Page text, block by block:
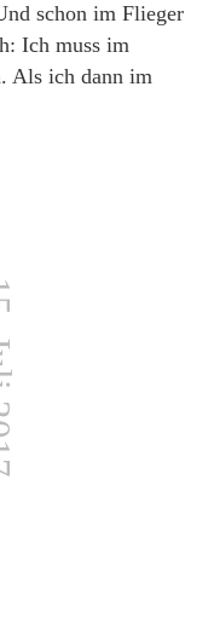
schon im Flieger
Ich muss im
Als ich dann im